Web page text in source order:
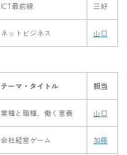
ICT最前線 三好
ネットビジネス 山口
テーマ・タイトル 担当
業種と職種、働く意義 山口
会社経営ゲーム 加藤